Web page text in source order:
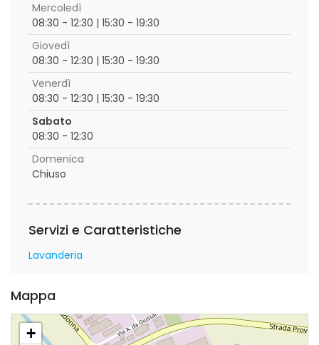
Mercoledì
08:30 - 12:30 | 15:30 - 19:30
Giovedì
08:30 - 12:30 | 15:30 - 19:30
Venerdì
08:30 - 12:30 | 15:30 - 19:30
Sabato
08:30 - 12:30
Domenica
Chiuso
Servizi e Caratteristiche
Lavanderia
Mappa
+